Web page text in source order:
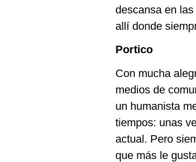
descansa en
allí donde
Portico
Con mucha
medios de
un humanista
tiempos: unas
actual. Pero
que más le